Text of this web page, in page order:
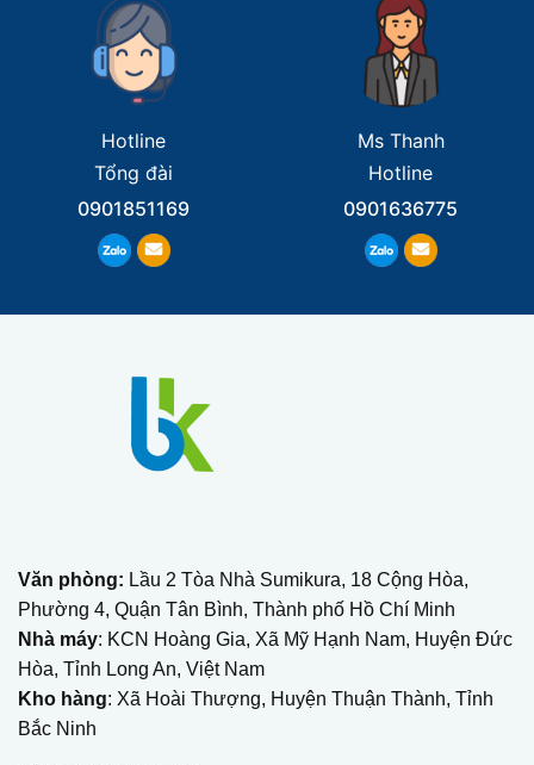
Hotline
Tổng đài
0901851169
Ms Thanh
Hotline
0901636775
Văn phòng: Lầu 2 Tòa Nhà Sumikura, 18 Cộng Hòa,
Phường 4, Quận Tân Bình, Thành phố Hồ Chí Minh
Nhà máy: KCN Hoàng Gia, Xã Mỹ Hạnh Nam, Huyện Đức
Hòa, Tỉnh Long An, Việt Nam
Kho hàng: Xã Hoài Thượng, Huyện Thuận Thành, Tỉnh
Bắc Ninh